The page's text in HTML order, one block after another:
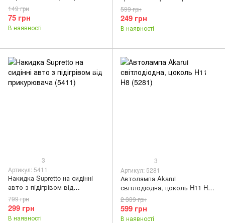
75 грн
149 грн
В наявності
ковзання (5623)
249 грн
599 грн
В наявності
3
Артикул: 5411
Накидка Supretto на сидінні
авто з підігрівом від
прикурювача (5411)
299 грн
799 грн
В наявності
3
Артикул: 5281
Автолампа Akarui
світлодіодна, цоколь H11 H8
(5281)
599 грн
2 339 грн
В наявності